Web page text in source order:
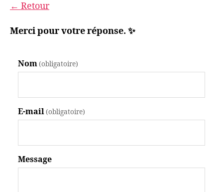
← Retour
Merci pour votre réponse. ✨
Nom(obligatoire)
E-mail(obligatoire)
Message